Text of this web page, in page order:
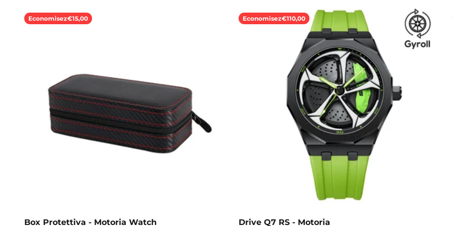
Economisez€15,00
Box Protettiva - Motoria Watch
Economisez€110,00
Drive Q7 RS - Motoria